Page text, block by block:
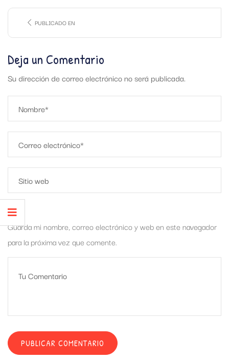
PUBLICADO EN
Deja un Comentario
Su dirección de correo electrónico no será publicada.
Guarda mi nombre, correo electrónico y web en este navegador
para la próxima vez que comente.